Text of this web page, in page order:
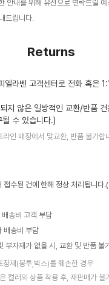
안내를 위해 유선으로 연락드릴 예
드립니다.
Returns
엘라벤 고객센터로 전화 혹은
지 않은 일방적인 교환/반품
수 있습니다.)
인 매장에서 맞교환, 반품 불가합
수된 건에 한해 정상 처리됩니다
송비 고객 부담
배송비 부담
부자재가 없을 시, 교환 및 반품 불
장재(봉투,박스)를 훼손한 경우
컬러의 상품 착용 후, 재판매가 불